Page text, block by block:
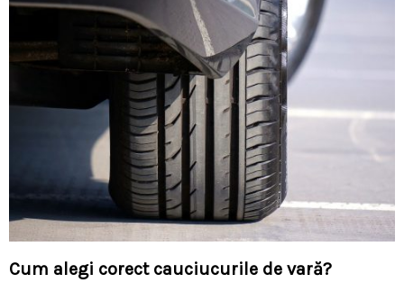
Cum alegi corect cauciucurile de vară?